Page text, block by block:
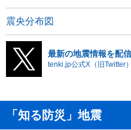
震央分布図
最新の地震情報を配信
tenki.jp公式X（旧Twitter
「知る防災」地震